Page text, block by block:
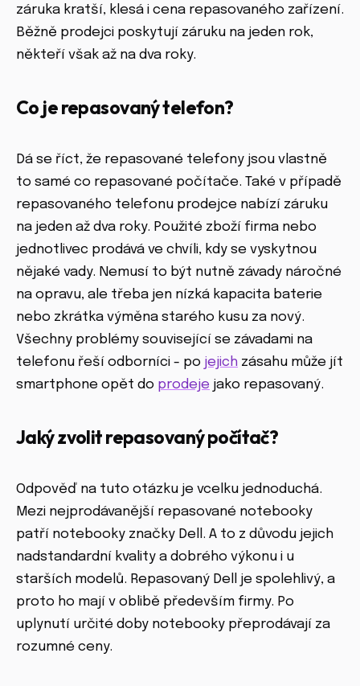
záruka kratší, klesá i cena repasovaného zařízení.
Běžně prodejci poskytují záruku na jeden rok,
někteří však až na dva roky.
Co je repasovaný telefon?
Dá se říct, že repasované telefony jsou vlastně
to samé co repasované počítače. Také v případě
repasovaného telefonu prodejce nabízí záruku
na jeden až dva roky. Použité zboží firma nebo
jednotlivec prodává ve chvíli, kdy se vyskytnou
nějaké vady. Nemusí to být nutně závady náročné
na opravu, ale třeba jen nízká kapacita baterie
nebo zkrátka výměna starého kusu za nový.
Všechny problémy související se závadami na
telefonu řeší odborníci - po jejich zásahu může jít
smartphone opět do prodeje jako repasovaný.
Jaký zvolit repasovaný počítač?
Odpověď na tuto otázku je vcelku jednoduchá.
Mezi nejprodávanější repasované notebooky
patří notebooky značky Dell. A to z důvodu jejich
nadstandardní kvality a dobrého výkonu i u
starších modelů. Repasovaný Dell je spolehlivý, a
proto ho mají v oblibě především firmy. Po
uplynutí určité doby notebooky přeprodávají za
rozumné ceny.